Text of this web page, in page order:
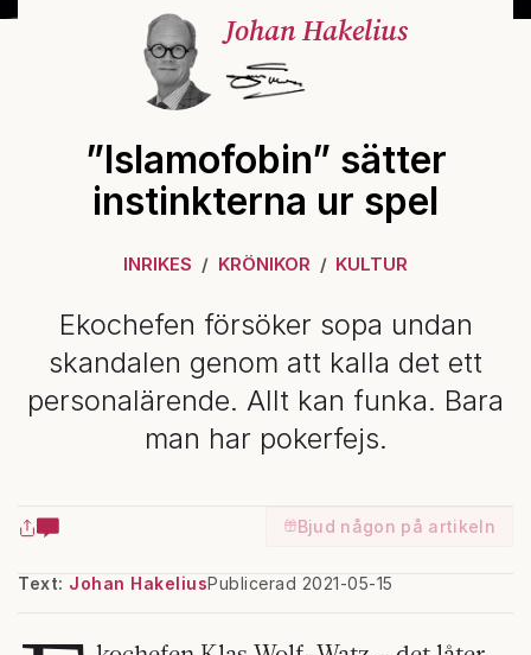
Johan Hakelius
”Islamofobin” sätter
instinkterna ur spel
INRIKES KRÖNIKOR KULTUR
Ekochefen försöker sopa undan
skandalen genom att kalla det ett
personalärende. Allt kan funka. Bara
man har pokerfejs.
Bjud någon på artikeln
Text: Johan HakeliusPublicerad 2021-05-15